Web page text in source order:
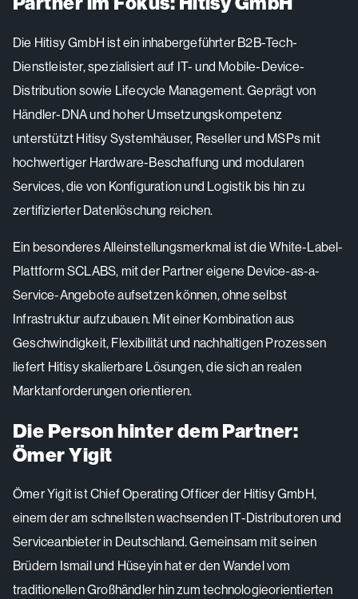
Die Hitisy GmbH ist ein inhabergeführter B2B-Tech-
Dienstleister, spezialisiert auf IT- und Mobile-Device-
Distribution sowie Lifecycle Management. Geprägt von
Händler-DNA und hoher Umsetzungskompetenz
unterstützt Hitisy Systemhäuser, Reseller und MSPs mit
hochwertiger Hardware-Beschaffung und modularen
Services, die von Konfiguration und Logistik bis hin zu
zertifizierter Datenlöschung reichen.
Ein besonderes Alleinstellungsmerkmal ist die White-Label-
Plattform SCLABS, mit der Partner eigene Device-as-a-
Service-Angebote aufsetzen können, ohne selbst
Infrastruktur aufzubauen. Mit einer Kombination aus
Geschwindigkeit, Flexibilität und nachhaltigen Prozessen
liefert Hitisy skalierbare Lösungen, die sich an realen
Marktanforderungen orientieren.
Die Person hinter dem Partner:
Ömer Yigit
Ömer Yigit ist Chief Operating Officer der Hitisy GmbH,
einem der am schnellsten wachsenden IT-Distributoren und
Serviceanbieter in Deutschland. Gemeinsam mit seinen
Brüdern Ismail und Hüseyin hat er den Wandel vom
traditionellen Großhändler hin zum technologieorientierten